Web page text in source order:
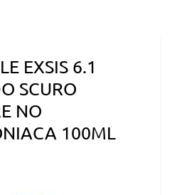
EXSIS 6.1
SCURO
NO
100ML